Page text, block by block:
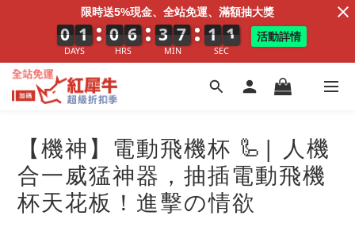
【機神】電動飛機杯 🦾| 人機
合一威猛神器，抽插電動飛機
杯天花板！進擊の情欲
限時送5%現金、全站免運、滿額抽大獎
0
0
0 1
1
1
DAYS
0
0
0 6
6
6
HRS
3
3
3 7
7
7
MIN
0
1
0 9
0
9
SEC
活動詳情